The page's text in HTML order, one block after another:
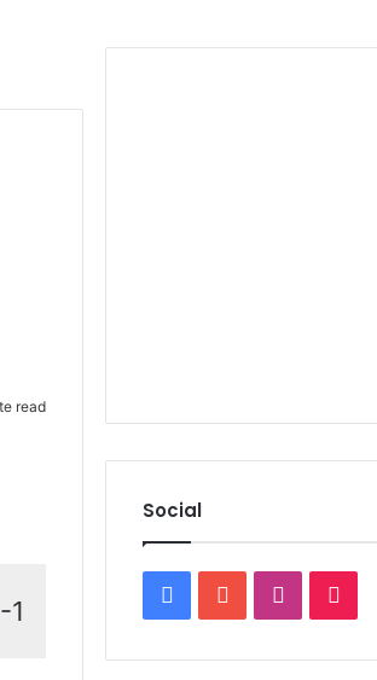
read
1
Social
FacebookYouTubeInstagram